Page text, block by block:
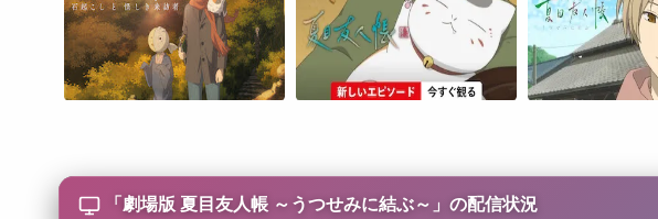
「 劇場版 夏目友人帳 ～うつせみに結ぶ～ 」の配信状況